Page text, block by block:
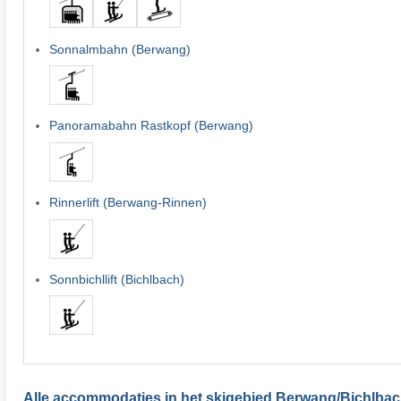
Sonnalmbahn (Berwang)
Panoramabahn Rastkopf (Berwang)
Rinnerlift (Berwang-Rinnen)
Sonnbichllift (Bichlbach)
Alle accommodaties in het skigebied Berwang/​